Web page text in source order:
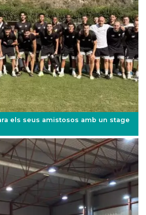
els seus amistosos amb un stage